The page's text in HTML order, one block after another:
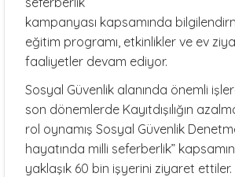
kampanyası kapsamında
eğitim programı, etkinlikler ve ev
faaliyetler devam ediyor.
Sosyal Güvenlik alanında önemli
son dönemlerde Kayıtdışılığın
rol oynamış Sosyal Güvenlik
hayatında milli seferberlik”
yaklaşık 60 bin işyerini ziyaret ettiler.